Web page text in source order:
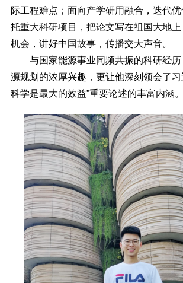
际工程难点；面向产学研用融合，迭代
托重大科研项目，把论文写在祖国大地
机会，讲好中国故事，传播交大声音。
与国家能源事业同频共振的科研经
源规划的浓厚兴趣，更让他深刻领会了习
科学是最大的效益”重要论述的丰富内涵。